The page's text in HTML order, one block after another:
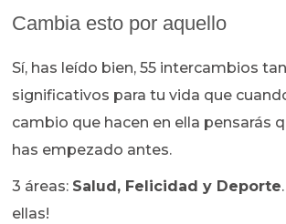
Cambia esto por aquello
Sí, has leído bien, 55 intercambios
significativos para tu vida que
cambio que hacen en ella pensarás
has empezado antes.
3 áreas: Salud, Felicidad y Deporte
ellas!